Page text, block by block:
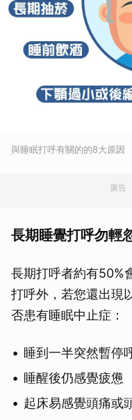
與睡眠打呼有關的的8大原因
廣告
長期睡覺打呼勿輕
長期打呼者約有50%
打呼外，若您還出現
否患有睡眠中止症：
睡到一半突然暫停
睡醒後仍感覺疲憊
起床易感覺頭痛或